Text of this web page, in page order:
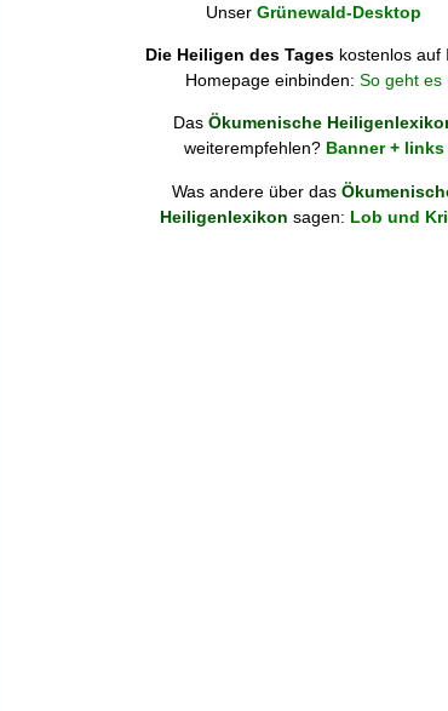
Unser Grünewald-Desktop
Die Heiligen des Tages kostenlos auf
Homepage einbinden: So geht es
Das Ökumenische
weiterempfehlen? Banner + links
Was andere über das
Heiligenlexikon sagen: Lob und